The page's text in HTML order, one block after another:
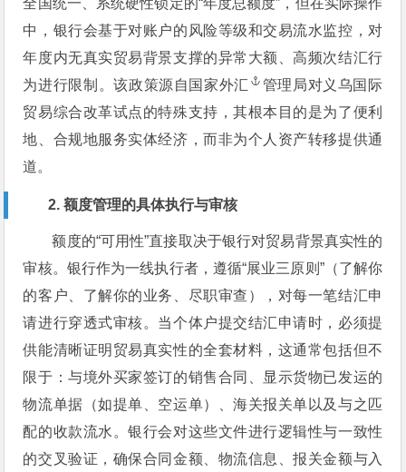
全国统一、系统硬性锁定的“年度总额度”，但在实际操作
中，银行会基于对账户的风险等级和交易流水监控，对
年度内无真实贸易背景支撑的异常大额、高频次结汇行
为进行限制。该政策源自国家外汇
管理局对义乌国际
贸易综合改革试点的特殊支持，其根本目的是为了便利
地、合规地服务实体经济，而非为个人资产转移提供通
道。
2. 额度管理的具体执行与审核
额度的“可用性”直接取决于银行对贸易背景真实性的
审核。银行作为一线执行者，遵循“展业三原则”（了解你
的客户、了解你的业务、尽职审查），对每一笔结汇申
请进行穿透式审核。当个体户提交结汇申请时，必须提
供能清晰证明贸易真实性的全套材料，这通常包括但不
限于：与境外买家签订的销售合同、显示货物已发运的
物流单据（如提单、空运单）、海关报关单以及与之匹
配的收款流水。银行会对这些文件进行逻辑性与一致性
的交叉验证，确保合同金额、物流信息、报关金额与入